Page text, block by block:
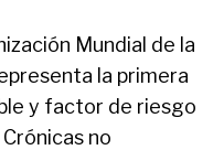
Mundial de la
la primera
y factor de riesgo
no